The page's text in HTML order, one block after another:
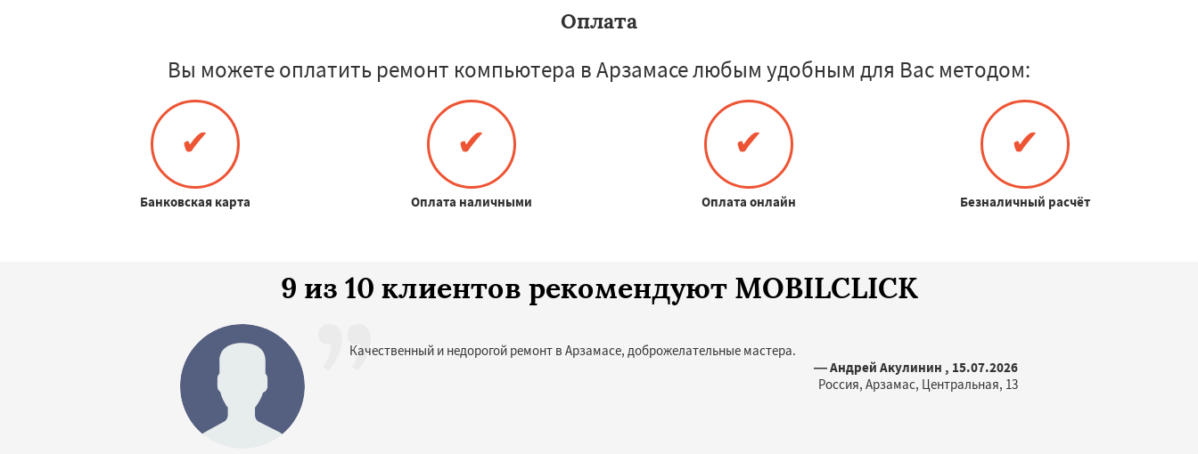
Оплата
Вы можете оплатить ремонт компьютера в Арзамасе любым удобным для Вас методом:
✔
Банковская карта
✔
Оплата наличными
✔
Оплата онлайн
✔
Безналичный расчёт
9 из 10 клиентов рекомендуют MOBILCLICK
Качественный и недорогой ремонт в Арзамасе, доброжелательные мастера.
— Андрей Акулинин , 15.07.2026
Россия, Арзамас, Центральная, 13